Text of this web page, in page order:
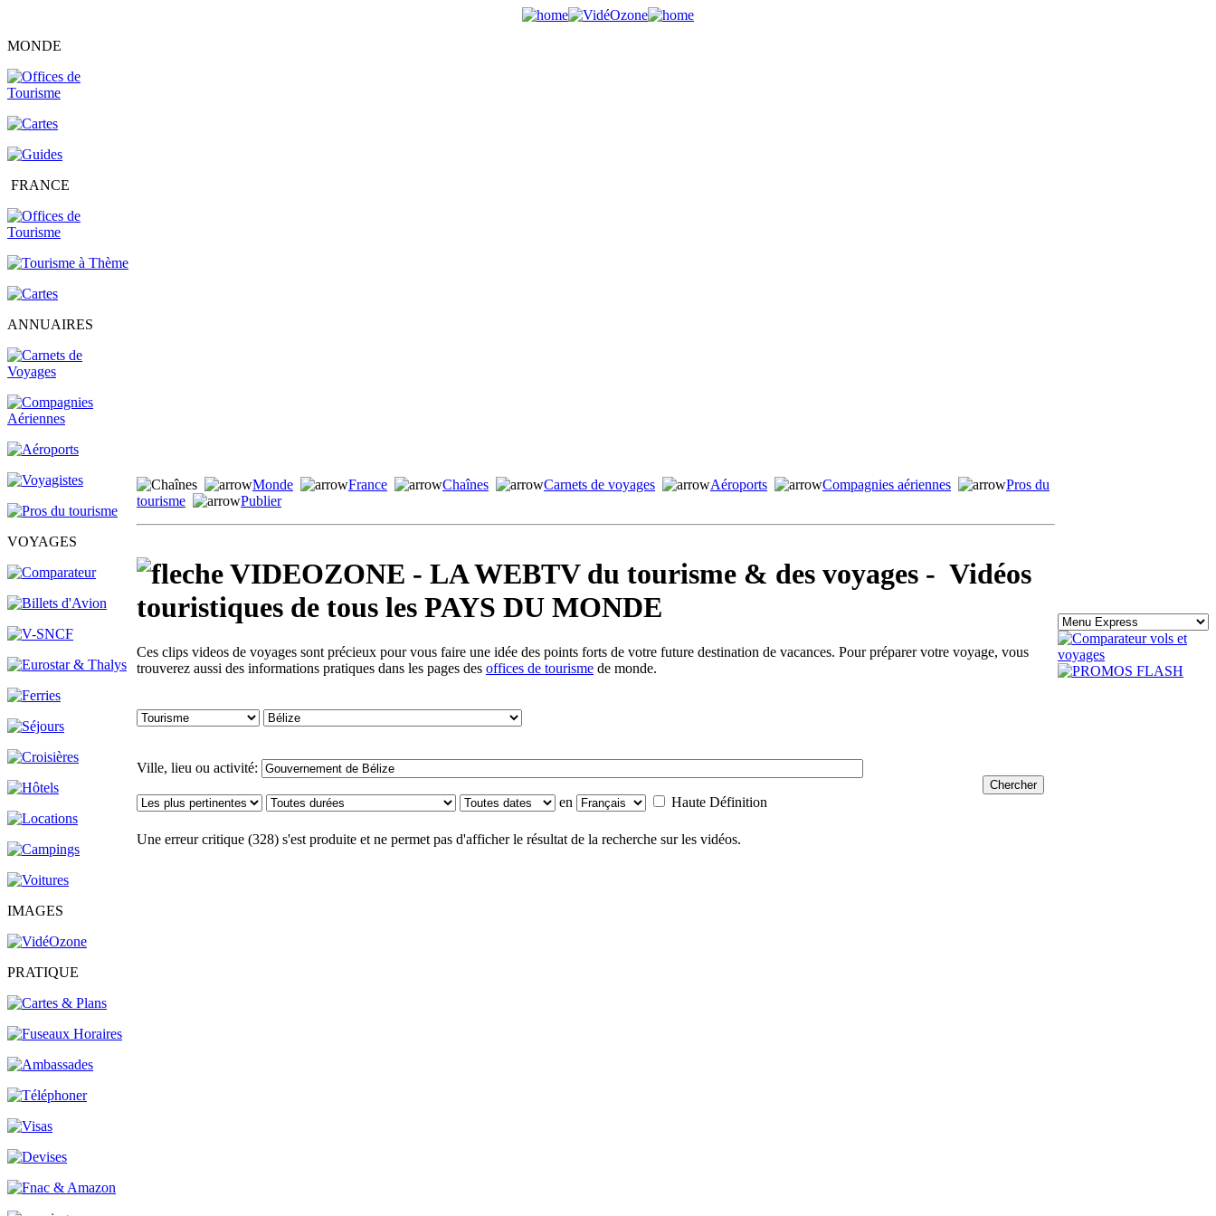
MONDE
FRANCE
ANNUAIRES
VOYAGES
IMAGES
PRATIQUE
Monde France Chaînes Carnets de voyages Aéroports Compagnies aériennes
Pros du
tourisme
Publier
VIDEOZONE - LA WEBTV du tourisme & des voyages - Vidéos
touristiques de tous les PAYS DU MONDE
Ces clips videos de voyages sont précieux pour vous faire une idée des points forts de votre future destination de vacances. Pour préparer votre voyage, vous
trouverez aussi des informations pratiques dans les pages des offices de tourisme de monde.
Ville, lieu ou activité:
en Haute Définition
Une erreur critique (328) s'est produite et ne permet pas d'afficher le résultat de la recherche sur les vidéos.